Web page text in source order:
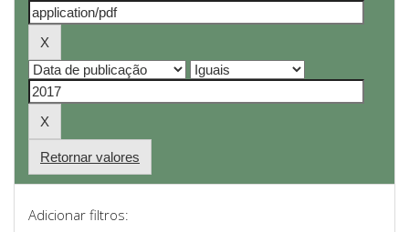
Retornar valores
Adicionar filtros: